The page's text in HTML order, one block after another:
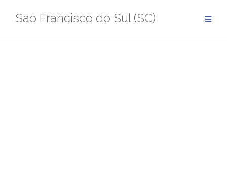
São Francisco do Sul (SC)